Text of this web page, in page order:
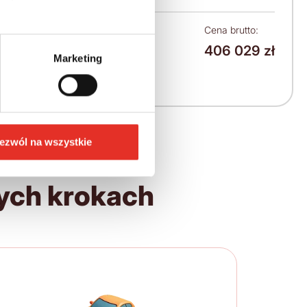
Marketing
na wszystkie
5 155 zł
6 341 zł brutto / msc.
Cena brutto:
406 029 zł
krokach